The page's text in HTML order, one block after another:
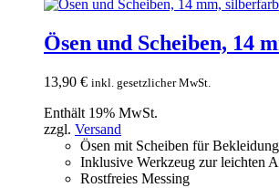
Ösen und Scheiben, 14
13,90 € inkl. gesetzlicher MwSt.
Enthält 19% MwSt.
zzgl. Versand
Ösen mit Scheiben für
Inklusive Werkzeug zur leichten
Rostfreies Messing